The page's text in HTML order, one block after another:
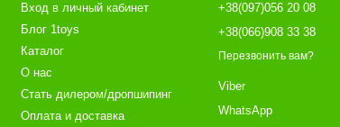
Вход в личный кабинет
Блог 1toys
Каталог
О нас
Стать дилером/дропшипинг
Оплата и доставка
+38(097)056 20 08
+38(066)908 33 38
Перезвонить вам?
Viber
WhatsApp